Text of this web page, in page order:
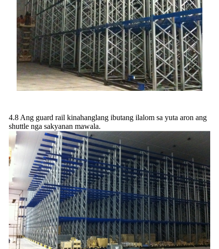
4.8 Ang guard rail kinahanglang ibutang ilalom sa yuta aron ang
shuttle nga sakyanan mawala.